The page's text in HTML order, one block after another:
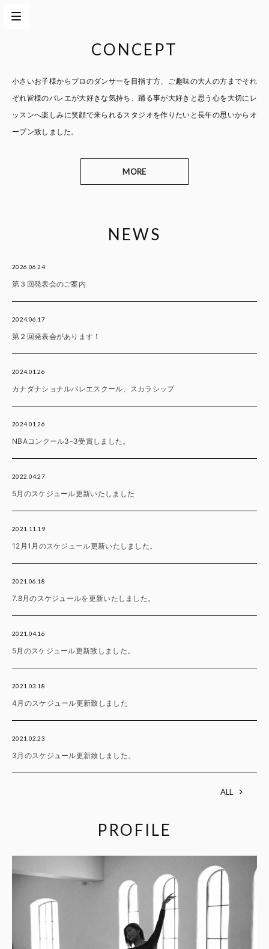
CONCEPT
小さいお子様からプロのダンサーを目指す方、 ご趣味の大人の方までそれ
ぞれ皆様のバレエが大好きな気持ち、踊る事が大好きと思う心を大切に レ
ッスンへ楽しみに笑顔で来られるスタジオを作りたいと長年の思いからオ
ープン致しました。
MORE
NEWS
2026.06.24
第３回発表会のご案内
2024.06.17
第２回発表会があります！
2024.01.26
カナダナショナルバレエスクール、スカラシップ
2024.01.26
NBAコンクール3-3受賞しました。
2022.04.27
5月のスケジュール更新いたしました
2021.11.19
12月1月のスケジュール更新いたしました。
2021.06.18
7.8月のスケジュールを更新いたしました。
2021.04.16
5月のスケジュール更新致しました。
2021.03.18
4月のスケジュール更新致しました
2021.02.23
3月のスケジュール更新致しました。
ALL
PROFILE